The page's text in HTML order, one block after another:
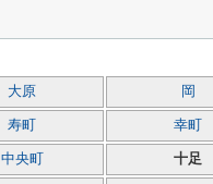
大原 岡
寿町 幸町
中央町 十足